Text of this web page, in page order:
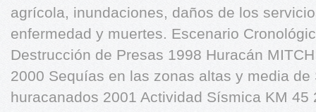
agrícola, inundaciones, daños de los
enfermedad y muertes. Escenario
Destrucción de Presas 1998 Huracán
2000 Sequías en las zonas altas y media de
huracanados 2001 Actividad Sísmica KM 45